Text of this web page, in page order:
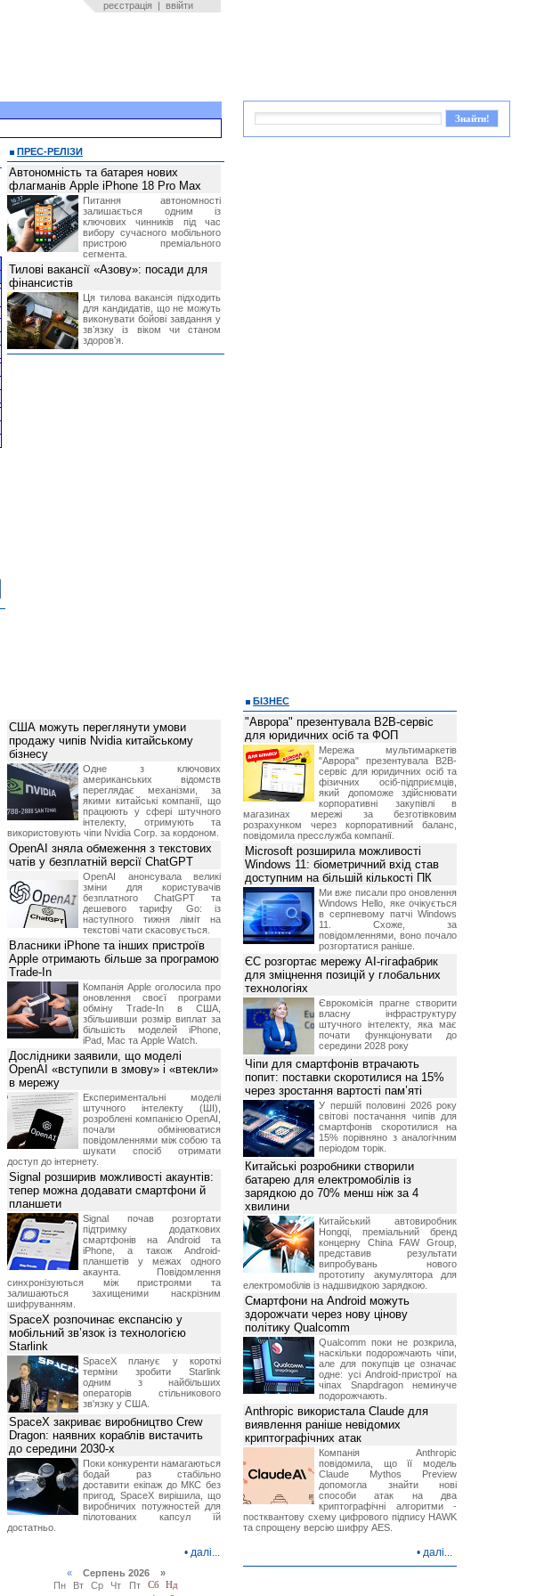
реєстрація | ввійти
ПРЕС-РЕЛІЗИ
Автономність та батарея нових
флагманів Apple iPhone 18 Pro Max
Питання автономності
залишається одним із
ключових чинників під час
вибору сучасного мобільного
пристрою преміального
сегмента.
Тилові вакансії «Азову»: посади для
фінансистів
Ця тилова вакансія підходить
для кандидатів, що не можуть
виконувати бойові завдання у
звʼязку із віком чи станом
здоровʼя.
США можуть переглянути умови
продажу чипів Nvidia китайському
бізнесу
Одне з ключових
американських відомств
переглядає механізми, за
якими китайські компанії, що
працюють у сфері штучного
інтелекту, отримують та
використовують чіпи Nvidia Corp. за кордоном.
OpenAI зняла обмеження з текстових
чатів у безплатній версії ChatGPT
OpenAI анонсувала великі
зміни для користувачів
безплатного ChatGPT та
дешевого тарифу Go: із
наступного тижня ліміт на
текстові чати скасовується.
Власники iPhone та інших пристроїв
Apple отримають більше за програмою
Trade-In
Компанія Apple оголосила про
оновлення своєї програми
обміну Trade-In в США,
збільшивши розмір виплат за
більшість моделей iPhone,
iPad, Mac та Apple Watch.
Дослідники заявили, що моделі
OpenAI «вступили в змову» і «втекли»
в мережу
Експериментальні моделі
штучного інтелекту (ШІ),
розроблені компанією OpenAI,
почали обмінюватися
повідомленнями між собою та
шукати спосіб отримати
доступ до інтернету.
Signal розширив можливості акаунтів:
тепер можна додавати смартфони й
планшети
Signal почав розгортати
підтримку додаткових
смартфонів на Android та
iPhone, а також Android-
планшетів у межах одного
акаунта. Повідомлення
синхронізуються між пристроями та
залишаються захищеними наскрізним
шифруванням.
SpaceX розпочинає експансію у
мобільний зв’язок із технологією
Starlink
SpaceX планує у короткі
терміни зробити Starlink
одним з найбільших
операторів стільникового
зв'язку у США.
SpaceX закриває виробництво Crew
Dragon: наявних кораблів вистачить
до середини 2030-х
Поки конкуренти намагаються
бодай раз стабільно
доставити екіпаж до МКС без
пригод, SpaceX вирішила, що
виробничих потужностей для
пілотованих капсул їй
достатньо.
• далі...
«Серпень 2026 »
Пн
Вт Ср Чт Пт Сб
Нд
БІЗНЕС
"Аврора" презентувала B2B-сервіс
для юридичних осіб та ФОП
Мережа мультимаркетів
"Аврора" презентувала B2B-
сервіс для юридичних осіб та
фізичних осіб-підприємців,
який допоможе здійснювати
корпоративні закупівлі в
магазинах мережі за безготівковим
розрахунком через корпоративний баланс,
повідомила пресслужба компанії.
Microsoft розширила можливості
Windows 11: біометричний вхід став
доступним на більшій кількості ПК
Ми вже писали про оновлення
Windows Hello, яке очікується
в серпневому патчі Windows
11. Схоже, за
повідомленнями, воно почало
розгортатися раніше.
ЄС розгортає мережу AI-гігафабрик
для зміцнення позицій у глобальних
технологіях
Єврокомісія прагне створити
власну інфраструктуру
штучного інтелекту, яка має
почати функціонувати до
середини 2028 року
Чіпи для смартфонів втрачають
попит: поставки скоротилися на 15%
через зростання вартості пам’яті
У першій половині 2026 року
світові постачання чипів для
смартфонів скоротилися на
15% порівняно з аналогічним
періодом торік.
Китайські розробники створили
батарею для електромобілів із
зарядкою до 70% менш ніж за 4
хвилини
Китайський автовиробник
Hongqi, преміальний бренд
концерну China FAW Group,
представив результати
випробувань нового
прототипу акумулятора для
електромобілів із надшвидкою зарядкою.
Смартфони на Android можуть
здорожчати через нову цінову
політику Qualcomm
Qualcomm поки не розкрила,
наскільки подорожчають чіпи,
але для покупців це означає
одне: усі Android-пристрої на
чіпах Snapdragon неминуче
подорожчають.
Anthropic використала Claude для
виявлення раніше невідомих
криптографічних атак
Компанія Anthropic
повідомила, що її модель
Claude Mythos Preview
допомогла знайти нові
способи атак на два
криптографічні алгоритми -
постквантову схему цифрового підпису HAWK
та спрощену версію шифру AES.
• далі...